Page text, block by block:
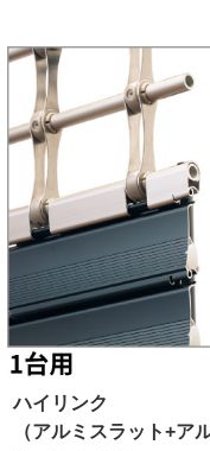
ハイリンク
（アルミスラット+ア